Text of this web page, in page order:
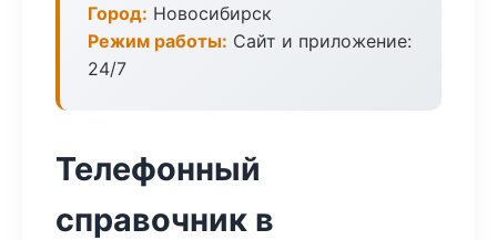
Город: Новосибирск
Режим работы: Сайт и приложение:
24/7
Телефонный
справочник в